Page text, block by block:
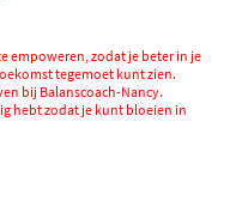
empoweren, zodat je beter in je
tegemoet kunt zien.
bij Balanscoach-Nancy.
hebt zodat je kunt bloeien in